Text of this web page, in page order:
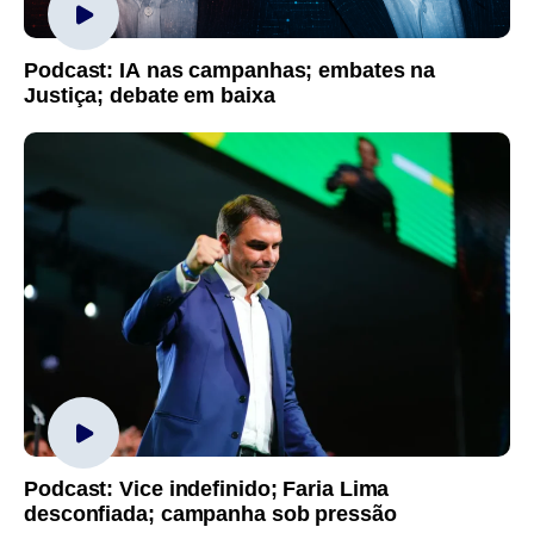
Podcast: IA nas campanhas; embates na
Justiça; debate em baixa
Podcast: Vice indefinido; Faria Lima
desconfiada; campanha sob pressão